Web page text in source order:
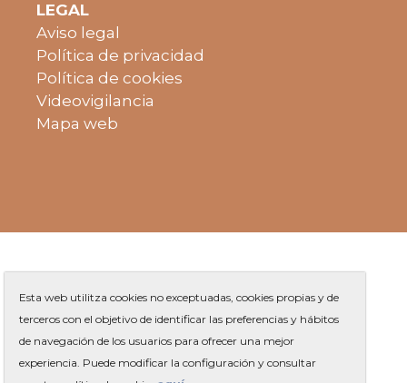
LEGAL
Aviso legal
Política de privacidad
Política de cookies
Videovigilancia
Mapa web
Plaza de Jaume Balmes s/n
93 263 91 00
Esta web utilitza cookies no exceptuadas, cookies propias y de
terceros con el objetivo de identificar las preferencias y hábitos
de navegación de los usuarios para ofrecer una mejor
experiencia. Puede modificar la configuración y consultar